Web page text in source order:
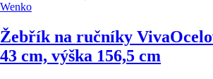
Wenko
Žebřík na ručníky Viva
43 cm, výška 156,5 cm